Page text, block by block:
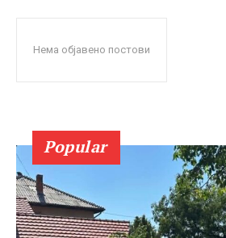
Нема објавено постови
Popular